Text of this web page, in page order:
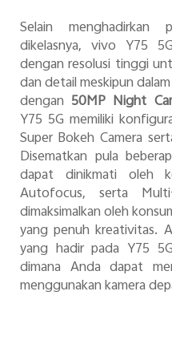
Selain menghadirkan
dikelasnya, vivo Y75
dengan resolusi tinggi
dan detail meskipun
dengan 50MP Night
Y75 5G memiliki
Super Bokeh Camera
Disematkan pula
dapat dinikmati oleh
Autofocus, serta
dimaksimalkan oleh
yang penuh kreativitas.
yang hadir pada Y75
dimana Anda dapat
menggunakan kamera